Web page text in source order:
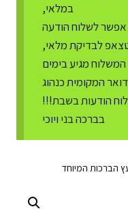
במלאי,
אפשר לשלוח הודעה
לבדיקת מלאי,
מגיע בימים
המקומית כנהוג
הודעות בשבת!!!
בברכה בני ויוכי
הברכות המיוחד